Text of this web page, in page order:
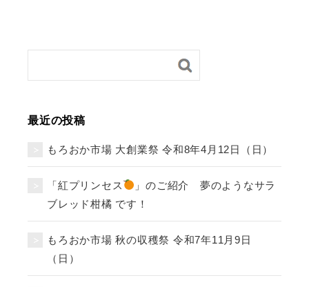
最近の投稿
もろおか市場 大創業祭 令和8年4月12日（日）
「紅プリンセス
」のご紹介 夢のようなサラ
ブレッド柑橘 です！
もろおか市場 秋の収穫祭 令和7年11月9日
（日）